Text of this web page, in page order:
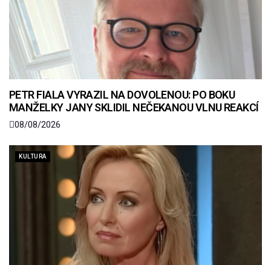
PETR FIALA VYRAZIL NA DOVOLENOU: PO BOKU
MANŽELKY JANY SKLIDIL NEČEKANOU VLNU REAKCÍ
08/08/2026
KULTURA